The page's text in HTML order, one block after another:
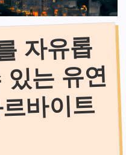
자유롭
는 유연
바이트